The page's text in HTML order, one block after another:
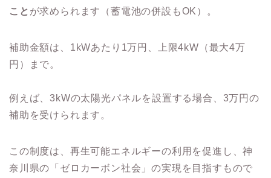
こと が求められます（蓄電池の併設もOK）。
補助金額は、1kWあたり1万円、上限4kW（最大4万
円）まで。
例えば、3kWの太陽光パネルを設置する場合、3万円の
補助を受けられます。
この制度は、再生可能エネルギーの利用を促進し、神
奈川県の「ゼロカーボン社会」の実現を目指すもので